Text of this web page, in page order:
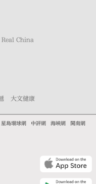
Real China
大文健康
星島環球網 中評網 海峽網
閩南網